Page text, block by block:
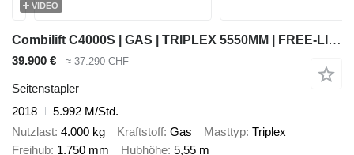
VIDEO
Combilift C4000S | GAS | TRIPLEX 5550MM | FREE-LIFT | FORK-POSITIONER | FU
39.900 € ≈ 37.290 CHF
Seitenstapler
2018
5.992 M/Std.
Nutzlast 4.000 kg Kraftstoff Gas Masttyp Triplex
Freihub 1.750 mm Hubhöhe 5,55 m